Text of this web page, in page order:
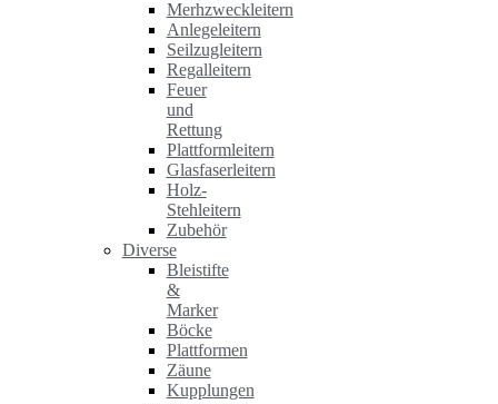
Merhzweckleitern
Anlegeleitern
Seilzugleitern
Regalleitern
Feuer
und
Rettung
Plattformleitern
Glasfaserleitern
Holz-
Stehleitern
Zubehör
Diverse
Bleistifte
&
Marker
Böcke
Plattformen
Zäune
Kupplungen